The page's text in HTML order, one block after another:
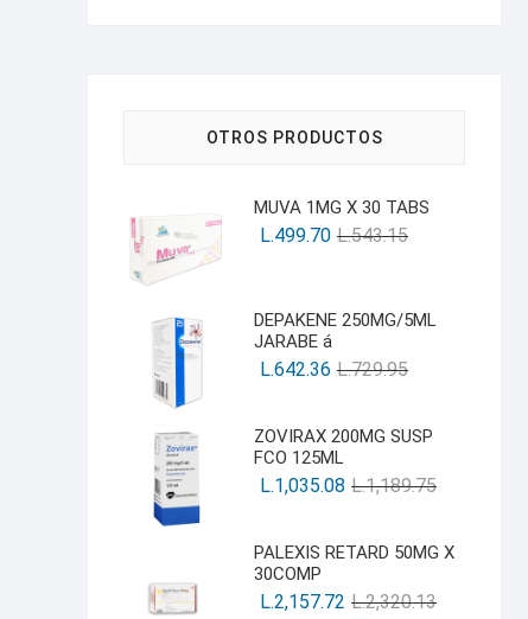
OTROS PRODUCTOS
MUVA 1MG X 30 TABS
L.543.15
L.499.70
DEPAKENE 250MG/5ML
JARABE á
L.729.95
L.642.36
ZOVIRAX 200MG SUSP
FCO 125ML
L.1,189.75
L.1,035.08
PALEXIS RETARD 50MG X
30COMP
L.2,320.13
L.2,157.72